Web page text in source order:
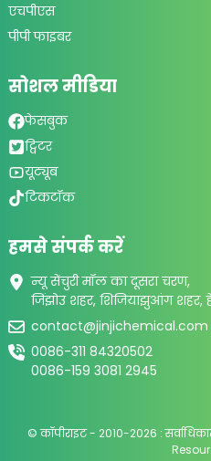
एचपीएस
पीपी फाइबर
सोशल मीडिया
फेसबुक
ट्विटर
यूट्यूब
टिकटॉक
हमसे संपर्क करें
न्यू सेंचुरी मॉल का दूसरा चरण,
जिंझोउ शहर, शिजियाझुआंग शहर,
contact@jinjichemical.com
0086-311 84320502
0086-159 3081 2945
© कॉपीराइट - 2010-2026 :